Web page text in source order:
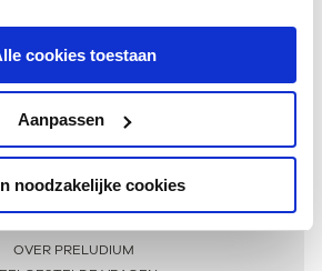
cookies toestaan
Aanpassen
noodzakelijke cookies
informatie
OVER PRELUDIUM